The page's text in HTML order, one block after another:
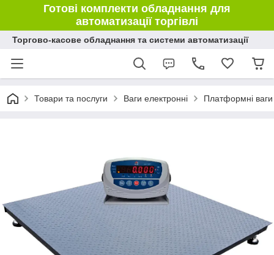
Готові комплекти обладнання для
автоматизації торгівлі
Торгово-касове обладнання та системи автоматизації
Товари та послуги Ваги електронні Платформні ваги